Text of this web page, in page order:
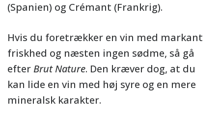
(Spanien) og Crémant (Frankrig).
Hvis du foretrækker en vin med markant
friskhed og næsten ingen sødme, så gå
efterBrut Nature. Den kræver dog, at du
kan lide en vin med høj syre og en mere
mineralsk karakter.